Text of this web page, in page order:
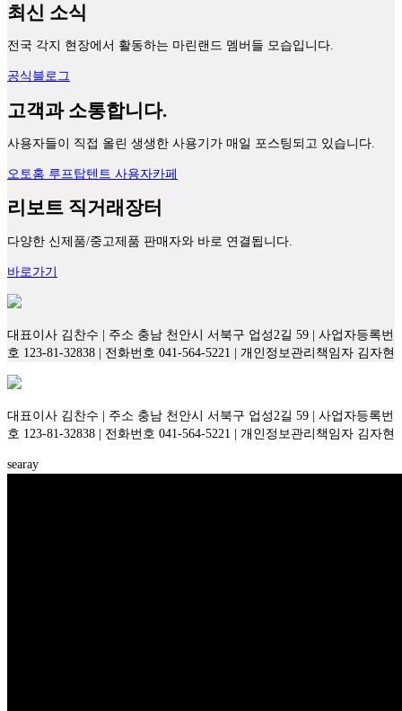
최신 소식
전국 각지 현장에서 활동하는 마린랜드 멤버들 모습입니다.
공식블로그
고객과 소통합니다.
사용자들이 직접 올린 생생한 사용기가 매일 포스팅되고 있습니다.
오토홈 루프탑텐트 사용자카페
리보트 직거래장터
다양한 신제품/중고제품 판매자와 바로 연결됩니다.
바로가기
대표이사 김찬수 | 주소 충남 천안시 서북구 업성2길 59 | 사업자등록번
호 123-81-32838 | 전화번호 041-564-5221 | 개인정보관리책임자 김자현
대표이사 김찬수 | 주소 충남 천안시 서북구 업성2길 59 | 사업자등록번
호 123-81-32838 | 전화번호 041-564-5221 | 개인정보관리책임자 김자현
searay